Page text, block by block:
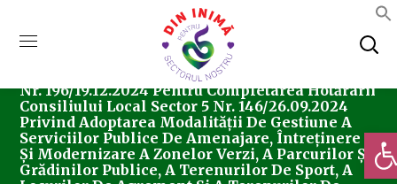
Consiliul Local Sector 5
Hotarari De Consiliu
Nr. 196/19.12.2024 Pentru Completarea Hotărârii
Consiliului Local Sector 5 Nr. 146/26.09.2024
Privind Adoptarea Modalității De Gestiune A
Serviciilor Publice De Amenajare, Întreţinere
Şi Modernizare A Zonelor Verzi, A Parcurilor Și
Grădinilor Publice, A Terenurilor De Sport, A